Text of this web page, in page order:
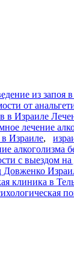
из запоя
от
в Израиле
лечение
в Израиле,
алкоголизма
с выездом
Довженко
клиника в